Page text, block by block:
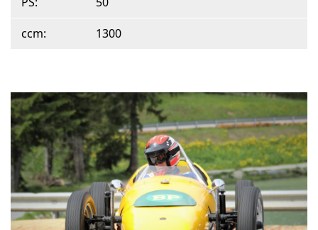
ccm:
1300